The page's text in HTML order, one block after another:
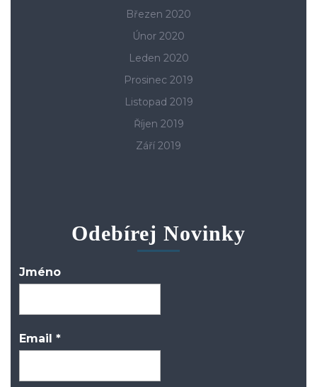
Březen 2020
Únor 2020
Leden 2020
Prosinec 2019
Listopad 2019
Říjen 2019
Září 2019
Odebírej Novinky
Jméno
Email *